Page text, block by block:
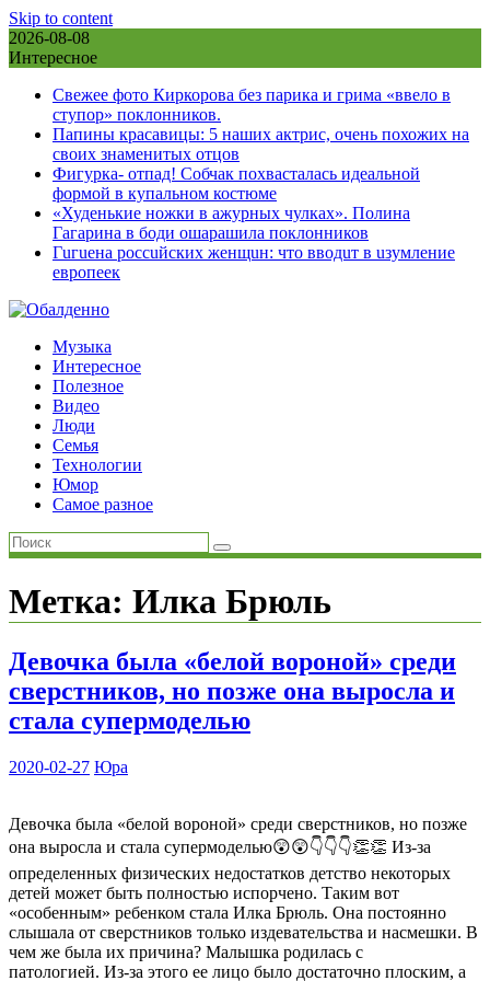
Skip to content
2026-08-08
Интересное
Свежее фото Киркорова без парика и грима «ввело в
ступор» поклонников.
Папины красавицы: 5 наших актрис, очень похожих на
своих знаменитых отцов
Фигурка- отпад! Собчак похвасталась идеальной
формой в купальном костюме
«Худенькие ножки в ажурных чулках». Полина
Гагарина в боди ошарашила поклонников
Гuгuена россuйских женщuн: что вводuт в uзумление
европеек
Музыка
Интересное
Полезное
Видео
Люди
Семья
Технологии
Юмор
Самое разное
Метка: Илка Брюль
Девочка была «белой вороной» среди
сверстников, но позже она выросла и
стала супермоделью
2020-02-27 Юра
Девочка была «белой вороной» среди сверстников, но позже
она выросла и стала супермоделью😲😲👇👇👇👏👏 Из-за
определенных физических недостатков детство некоторых
детей может быть полностью испорчено. Таким вот
«особенным» ребенком стала Илка Брюль. Она постоянно
слышала от сверстников только издевательства и насмешки. В
чем же была их причина? Малышка родилась с
патологией. Из-за этого ее лицо было достаточно плоским, а